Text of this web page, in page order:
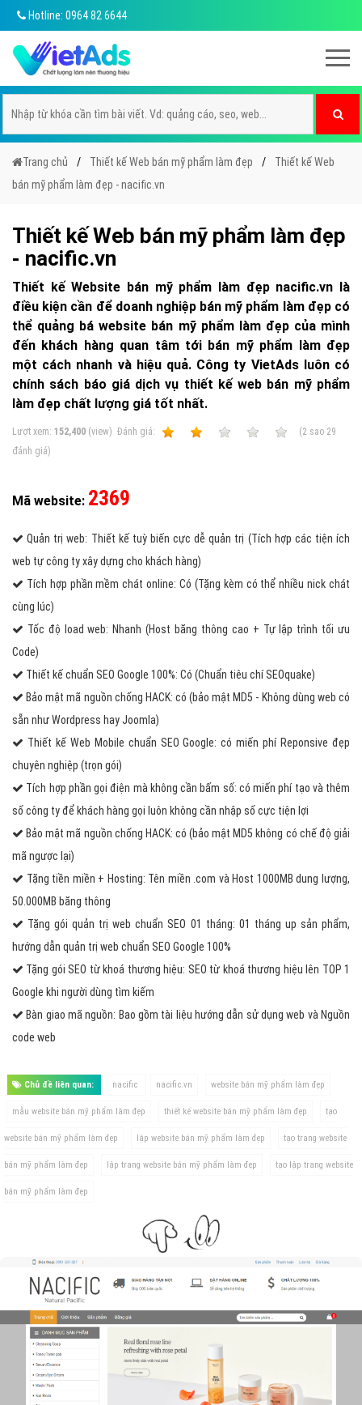
Hotline: 0964 82 6644
Trang chủ Thiết kế Web bán mỹ phẩm làm đẹp
Thiết kế Web
bán mỹ phẩm làm đẹp - nacific.vn
Thiết kế Web bán mỹ phẩm làm đẹp
- nacific.vn
Thiết kế Website bán mỹ phẩm làm đẹp nacific.vn là
điều kiện cần để doanh nghiệp bán mỹ phẩm làm đẹp có
thể quảng bá website bán mỹ phẩm làm đẹp của mình
đến khách hàng quan tâm tới bán mỹ phẩm làm đẹp
một cách nhanh và hiệu quả. Công ty VietAds luôn có
chính sách báo giá dịch vụ thiết kế web bán mỹ phẩm
làm đẹp chất lượng giá tốt nhất.
Lượt xem: 152,400 (view) Ðánh giá: (2 sao 29
đánh giá)
Mã website: 2369
Quản trị web: Thiết kế tuỳ biến cực dễ quản trị (Tích hợp các tiện ích
web tự công ty xây dựng cho khách hàng)
Tích hợp phần mềm chát online: Có (Tặng kèm có thể nhiều nick chát
cùng lúc)
Tốc độ load web: Nhanh (Host băng thông cao + Tự lập trình tối ưu
Code)
Thiết kế chuẩn SEO Google 100%: Có (Chuẩn tiêu chí SEOquake)
Bảo mật mã nguồn chống HACK: có (bảo mật MD5 - Không dùng web có
sẵn như Wordpress hay Joomla)
Thiết kế Web Mobile chuẩn SEO Google: có miến phí Reponsive đẹp
chuyên nghiệp (trọn gói)
Tích hợp phần gọi điện mà không cần bấm số: có miến phí tạo và thêm
số công ty để khách hàng gọi luôn không cần nhập số cực tiện lợi
Bảo mật mã nguồn chống HACK: có (bảo mật MD5 không có chế độ giải
mã ngược lại)
Tặng tiền miền + Hosting: Tên miền .com và Host 1000MB dung lượng,
50.000MB băng thông
Tặng gói quản trị web chuẩn SEO 01 tháng: 01 tháng up sản phẩm,
hướng dẫn quản trị web chuẩn SEO Google 100%
Tặng gói SEO từ khoá thương hiệu: SEO từ khoá thương hiệu lên TOP 1
Google khi người dùng tìm kiếm
Bàn giao mã nguồn: Bao gồm tài liệu hướng dẫn sử dụng web và Nguồn
code web
Chủ đề liên quan: nacific nacific.vn website bán mỹ phẩm làm đẹp
mẫu website bán mỹ phẩm làm đẹp thiết kế website bán mỹ phẩm làm đẹp tạo
website bán mỹ phẩm làm đẹp lập website bán mỹ phẩm làm đẹp tạo trang website
bán mỹ phẩm làm đẹp lập trang website bán mỹ phẩm làm đẹp tạo lập trang website
bán mỹ phẩm làm đẹp